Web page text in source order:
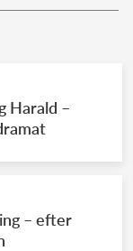
Harald –
– efter